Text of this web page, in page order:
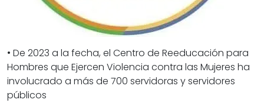
• De 2023 a la fecha, el Centro de Reeducación para
Hombres que Ejercen Violencia contra las Mujeres ha
involucrado a más de 700 servidoras y servidores
públicos